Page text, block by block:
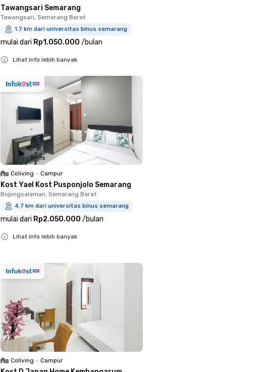
Tawangsari Semarang
Tawangsari, Semarang Barat
1.7 km dari universitas binus semarang
mulai dari Rp1.050.000 /bulan
Lihat info lebih banyak
Coliving • Campur
Kost Yael Kost Pusponjolo Semarang
Bojongsalaman, Semarang Barat
4.7 km dari universitas binus semarang
mulai dari Rp2.050.000 /bulan
Lihat info lebih banyak
Coliving • Campur